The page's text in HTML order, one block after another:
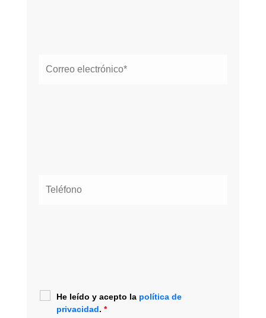
He leído y acepto la política de
privacidad. *